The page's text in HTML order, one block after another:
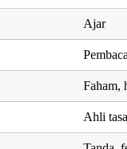
Ajar
Faham,
Ahli